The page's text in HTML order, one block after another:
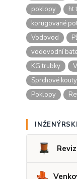
poklopy
ht
korugované
Vodovod
vodovodní
KG trubky
Sprchové kouty
Poklopy